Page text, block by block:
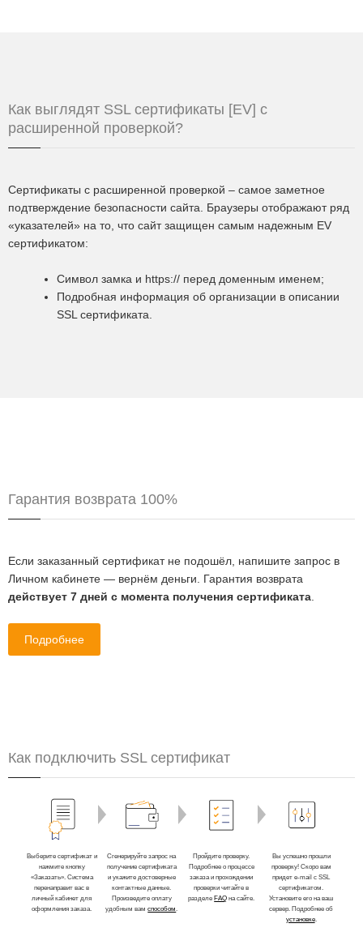
Как выглядят SSL сертификаты [EV] с
расширенной проверкой?
Сертификаты с расширенной проверкой – самое заметное
подтверждение безопасности сайта. Браузеры отображают ряд
«указателей» на то, что сайт защищен самым надежным EV
сертификатом:
Символ замка и https:// перед доменным именем;
Подробная информация об организации в описании
SSL сертификата.
Гарантия возврата 100%
Если заказанный сертификат не подошёл, напишите запрос в
Личном кабинете — вернём деньги. Гарантия возврата
действует 7 дней с момента получения сертификата
Подробнее
Как подключить SSL сертификат
Выберите сертификат и
нажмите кнопку
«Заказать». Система
перенаправит вас в
личный кабинет для
оформления заказа.
Сгенерируйте запрос на
получение сертификата
и укажите достоверные
контактные данные.
Произведите оплату
удобным вамспособом
Пройдите проверку.
Подробнее о процессе
заказа и прохождении
проверки читайте в
разделеFAQ на сайте.
Вы успешно прошли
проверку! Скоро вам
придет e-mail с SSL
сертификатом.
Установите его на ваш
сервер. Подробнее об
установке.